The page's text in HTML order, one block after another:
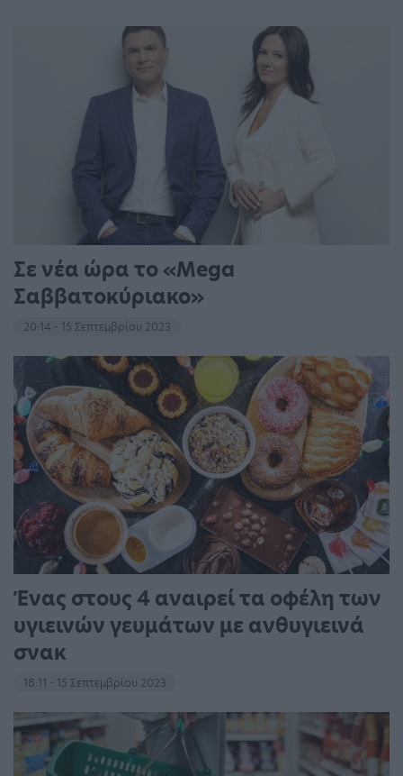
Σε νέα ώρα το «Mega
Σαββατοκύριακο»
20:14 - 15 Σεπτεμβρίου 2023
Ένας στους 4 αναιρεί τα οφέλη των
υγιεινών γευμάτων με ανθυγιεινά
σνακ
18:11 - 15 Σεπτεμβρίου 2023